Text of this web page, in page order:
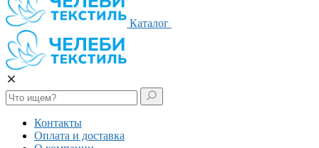
Каталог
Контакты
Оплата и доставка